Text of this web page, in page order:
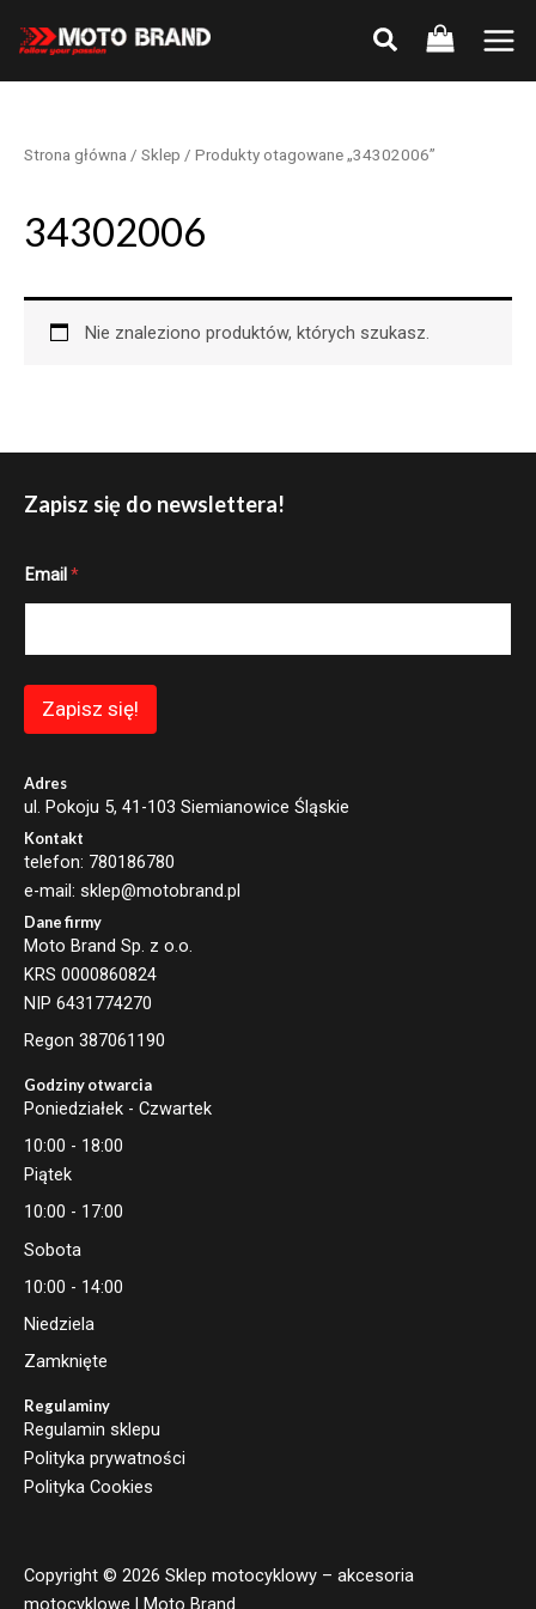
Main
Strona główna / Sklep / Produkty otagowane „34302006”
34302006
Nie znaleziono produktów, których szukasz.
Zapisz się do newslettera!
m
E
l
Email *
Zapisz się!
Adres
ul. Pokoju 5, 41-103 Siemianowice Śląskie
Kontakt
telefon: 780186780
e-mail: sklep@motobrand.pl
Dane firmy
Moto Brand Sp. z o.o.
KRS 0000860824
NIP 6431774270
Regon 387061190
Godziny otwarcia
Poniedziałek - Czwartek
10:00 - 18:00
Piątek
10:00 - 17:00
Sobota
10:00 - 14:00
Niedziela
Zamknięte
Regulaminy
Regulamin sklepu
Polityka prywatności
Polityka Cookies
Copyright © 2026 Sklep motocyklowy – akcesoria
motocyklowe | Moto Brand